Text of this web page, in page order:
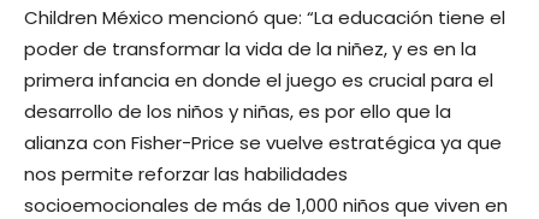
Children México mencionó que: “La educación tiene el
poder de transformar la vida de la niñez, y es en la
primera infancia en donde el juego es crucial para el
desarrollo de los niños y niñas, es por ello que la
alianza con Fisher-Price se vuelve estratégica ya que
nos permite reforzar las habilidades
socioemocionales de más de 1,000 niños que viven en